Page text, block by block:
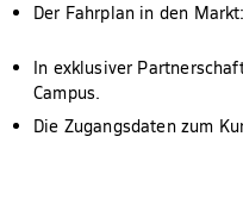
Der Fahrplan in den
In exklusiver
Campus.
Die Zugangsdaten zum